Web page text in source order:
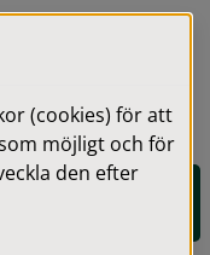
och
att ta
och
(cookies) för att
möjligt och för
den efter